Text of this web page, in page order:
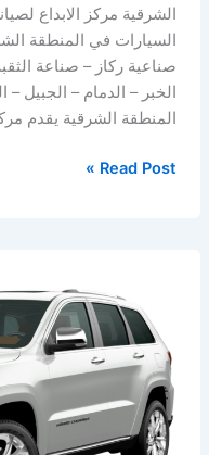
الشرقية مركز الابداع
صناعية ركاز – صناعة
الخبر – الدمام – الجبيل
المنطقة الشرقية يقدم
Read Post »
امريكي
في
الخبر